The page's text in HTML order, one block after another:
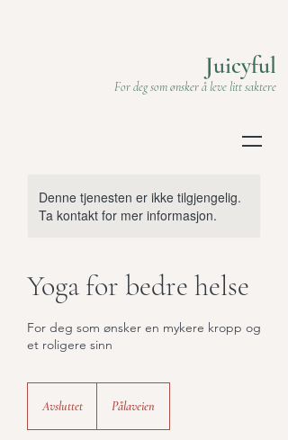
Juicyful
For deg som ønsker å leve litt saktere
Denne tjenesten er ikke tilgjengelig.
Ta kontakt for mer informasjon.
Yoga for bedre helse
For deg som ønsker en mykere kropp og
et roligere sinn
Avsluttet Pålaveien